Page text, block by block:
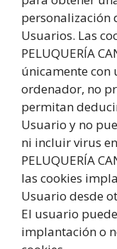
personalización
Usuarios. Las
PELUQUERÍA
únicamente con
ordenador, no
permitan
Usuario y no
ni incluir virus
PELUQUERÍA
las cookies
Usuario desde
El usuario
implantación o